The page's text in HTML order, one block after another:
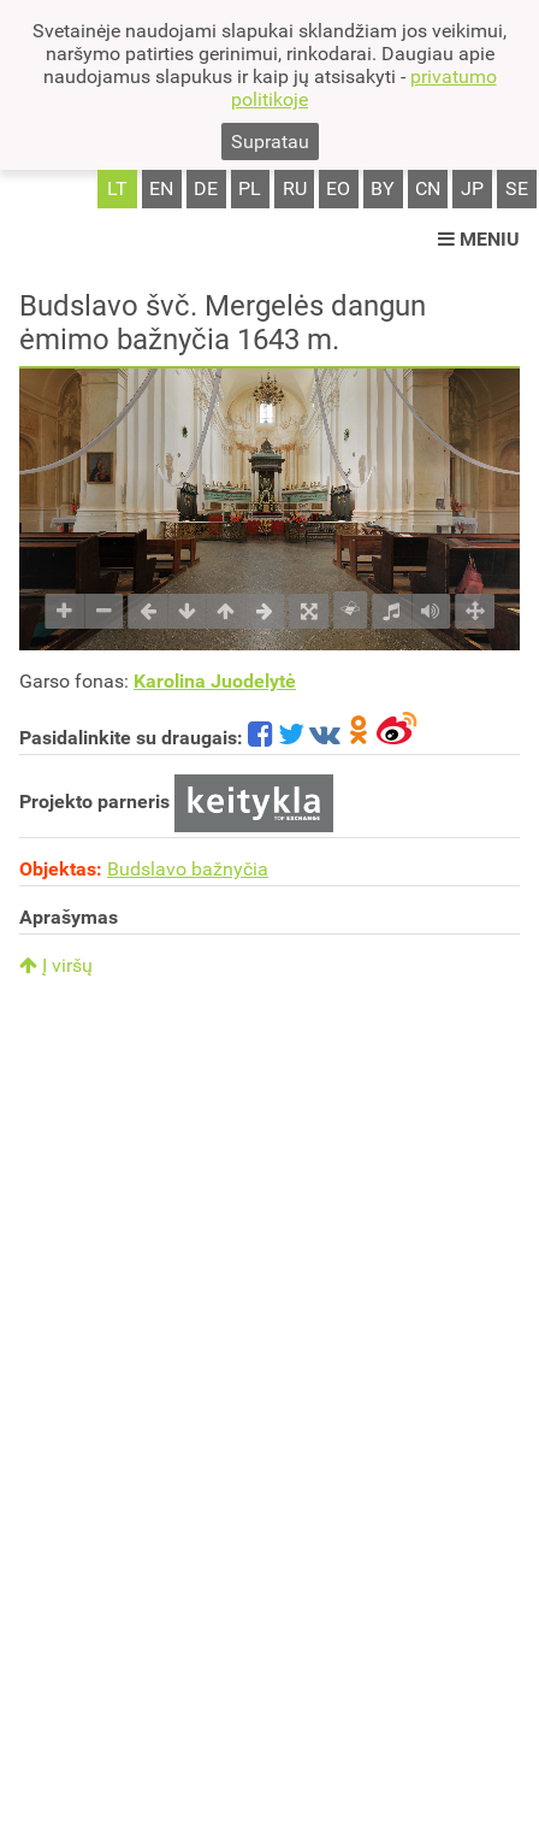
Svetainėje naudojami slapukai sklandžiam jos veikimui,
naršymo patirties gerinimui, rinkodarai. Daugiau apie
naudojamus slapukus ir kaip jų atsisakyti - privatumo
politikoje
Supratau
LT EN DE PL RU EO BY CN JP SE
MENIU
Budslavo švč. Mergelės dangun
ėmimo bažnyčia 1643 m.
Garso fonas: Karolina Juodelytė
Pasidalinkite su draugais:
Projekto parneris
Objektas: Budslavo bažnyčia
Aprašymas
Į viršų